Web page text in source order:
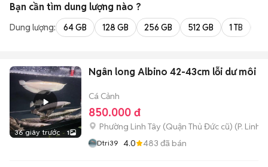
Bạn cần tìm dung lượng nào ?
Dung lượng: 64 GB 128 GB 256 GB 512 GB 1 TB
36 giây trước 1
Ngân long Albino 42-43cm lỗi dư môi
Cá Cảnh
850.000 đ
Phường Linh Tây (Quận Thủ Đức cũ) (P. Linh
Dtri39 4.0 483 đã bán